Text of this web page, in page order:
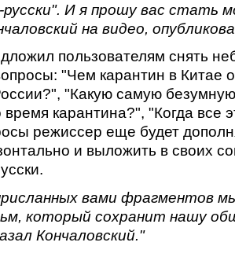
русски". И я прошу вас стать
на видео,
пользователям снять
"Чем карантин в Китае
"Какую самую
карантина?", "Когда все
режиссер еще будет
и выложить в своих
вами фрагментов
который сохранит нашу
Кончаловский."